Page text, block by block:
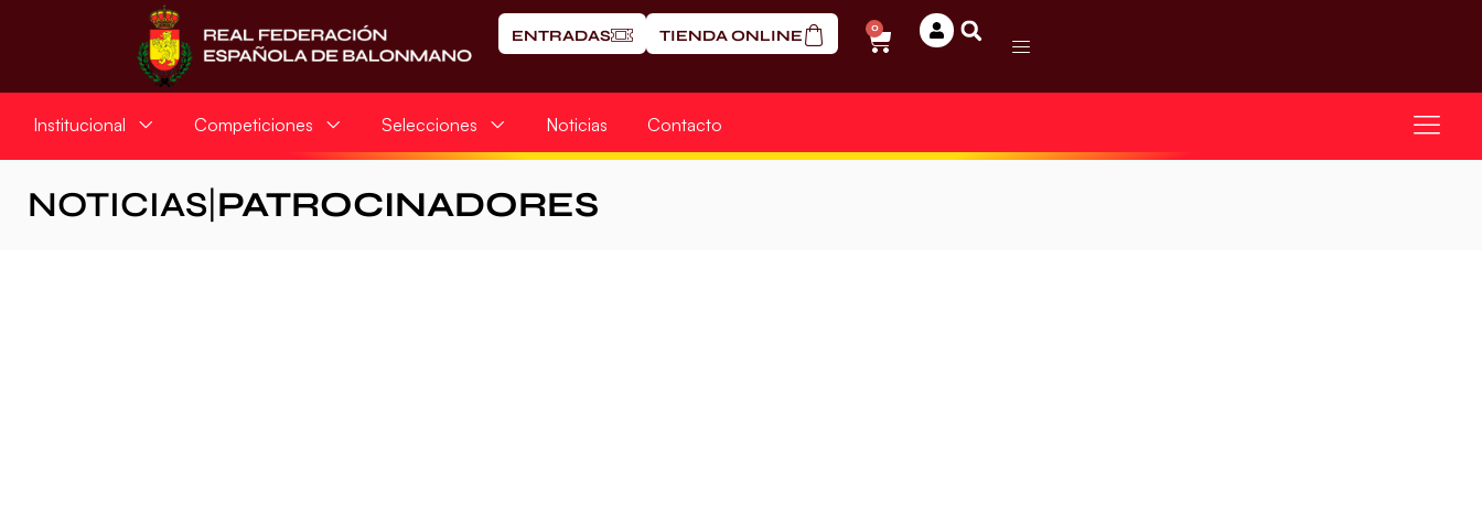
ENTRADAS TIENDA ONLINE 0
Institucional Competiciones Selecciones Noticias Contacto
NOTICIAS PATROCINADORES